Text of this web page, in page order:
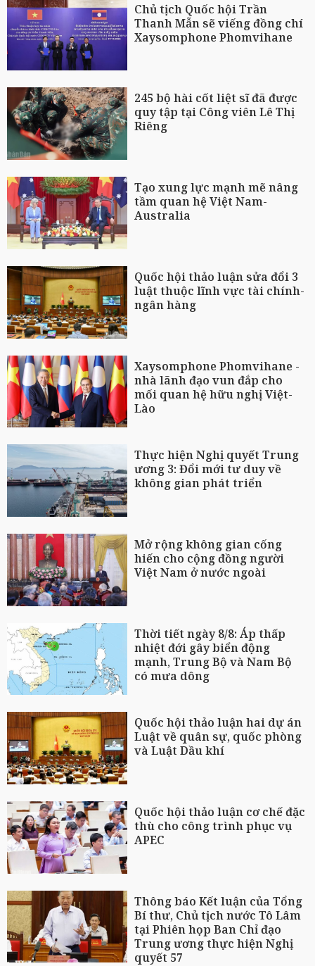
Chủ tịch Quốc hội Trần
Thanh Mẫn sẽ viếng đồng chí
Xaysomphone Phomvihane
245 bộ hài cốt liệt sĩ đã được
quy tập tại Công viên Lê Thị
Riêng
Tạo xung lực mạnh mẽ nâng
tầm quan hệ Việt Nam-
Australia
Quốc hội thảo luận sửa đổi 3
luật thuộc lĩnh vực tài chính-
ngân hàng
Xaysomphone Phomvihane -
nhà lãnh đạo vun đắp cho
mối quan hệ hữu nghị Việt-
Lào
Thực hiện Nghị quyết Trung
ương 3: Đổi mới tư duy về
không gian phát triển
Mở rộng không gian cống
hiến cho cộng đồng người
Việt Nam ở nước ngoài
Thời tiết ngày 8/8: Áp thấp
nhiệt đới gây biển động
mạnh, Trung Bộ và Nam Bộ
có mưa dông
Quốc hội thảo luận hai dự án
Luật về quân sự, quốc phòng
và Luật Dầu khí
Quốc hội thảo luận cơ chế đặc
thù cho công trình phục vụ
APEC
Thông báo Kết luận của Tổng
Bí thư, Chủ tịch nước Tô Lâm
tại Phiên họp Ban Chỉ đạo
Trung ương thực hiện Nghị
quyết 57